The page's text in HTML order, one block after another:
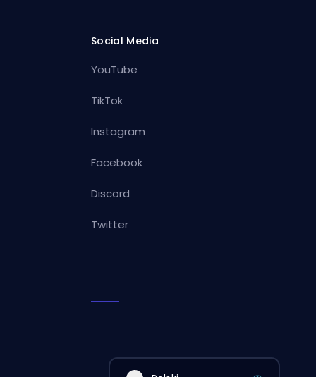
Social Media
YouTube
TikTok
Instagram
Facebook
Discord
Twitter